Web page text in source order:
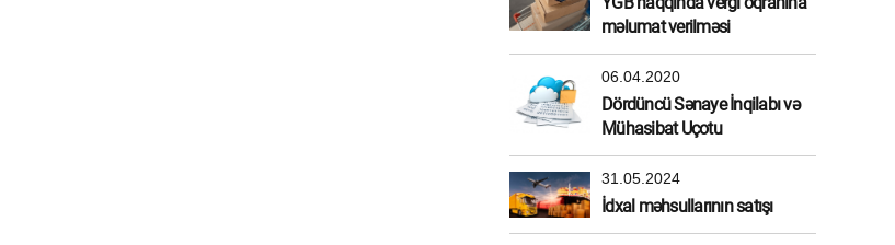
məlumat verilməsi
06.04.2020
Dördüncü Sənaye İnqilabı və
Mühasibat Uçotu
31.05.2024
İdxal məhsullarının satışı